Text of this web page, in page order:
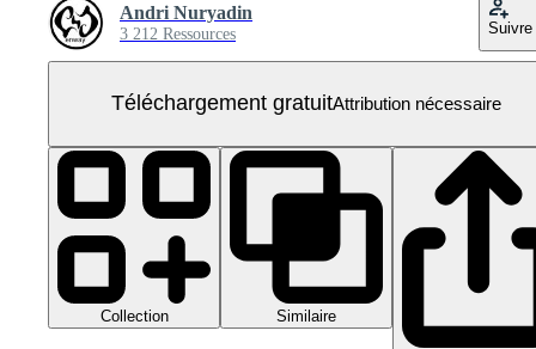
Andri Nuryadin
3 212 Ressources Suivre
Téléchargement gratuitAttribution nécessaire
Collection Similaire